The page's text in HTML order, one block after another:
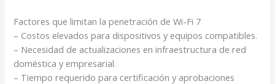
Factores que limitan la penetración de Wi-Fi 7
– Costos elevados para dispositivos y equipos compatibles.
– Necesidad de actualizaciones en infraestructura de red
doméstica y empresarial.
– Tiempo requerido para certificación y aprobaciones